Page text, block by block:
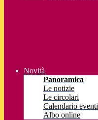
Novità
Panoramica
Le notizie
Le circolari
Calendario eventi
Albo online